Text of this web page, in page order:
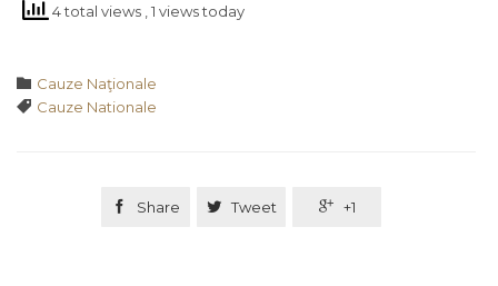
4 total views , 1 views today
 Category
Cauze Naţionale
 Tags
Cauze Nationale
 Share  Tweet  +1